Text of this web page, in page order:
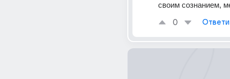
своим сознанием,
0